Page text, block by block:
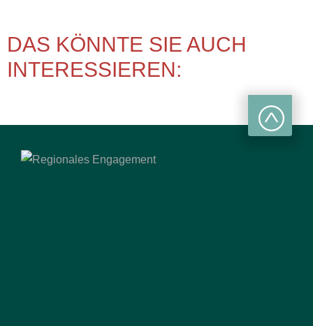
DAS KÖNNTE SIE AUCH
INTERESSIEREN: